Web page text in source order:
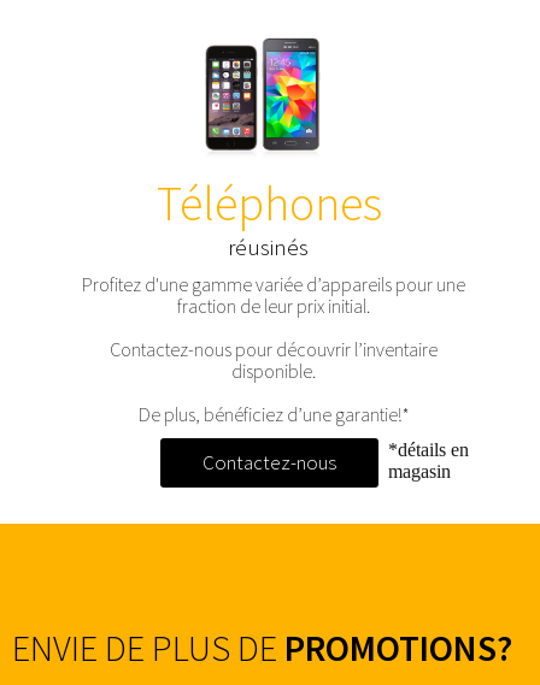
Téléphones
réusinés
Contactez-nous
Profitez d'une gamme variée d’appareils pour une
fraction de leur prix initial.
Contactez-nous pour découvrir l’inventaire
disponible.
De plus, bénéficiez d’une garantie!*
*détails en
magasin
ENVIE DE PLUS DE PROMOTIONS?